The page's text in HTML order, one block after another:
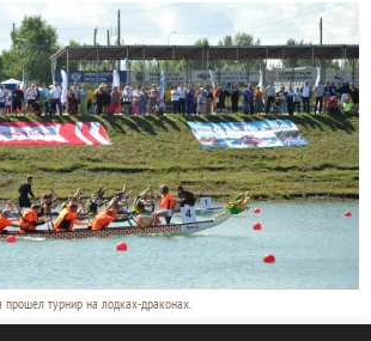
турнир на лодках-драконах.